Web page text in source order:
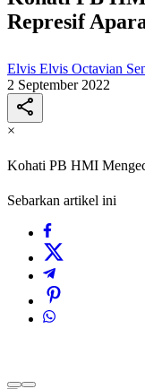
Represif
Elvis Elvis Octavian
2 September 2022
×
Kohati PB HMI
Sebarkan artikel ini